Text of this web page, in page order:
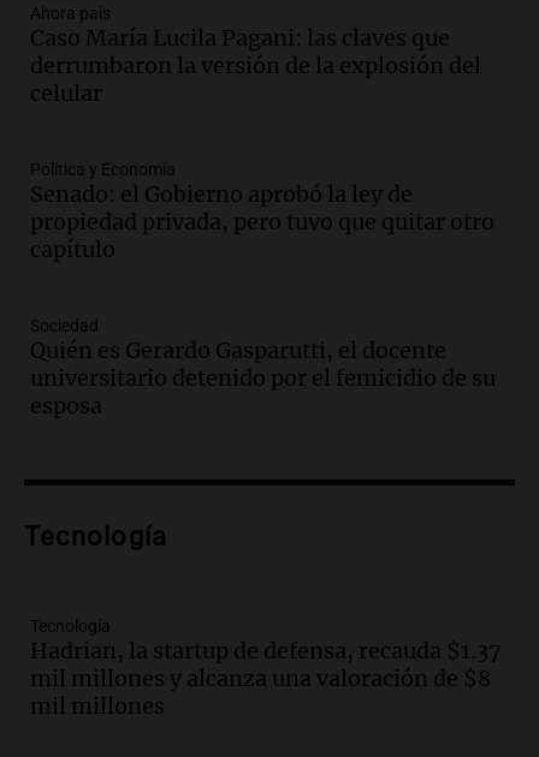
Audio.
Violenta entradera en Fisherton:
golpearon a una familia y dos
integrantes terminaron internados
Noticias Rosario
Audio.Habló el padre de la parroquia de
San Cayetano: "Muchas personas
quedan excluidas del sistema"
Radioinforme 3 Rosario
Audio.
superávit y se prepara para pagar
impuestos a las ganancias
Santilli y Bullrich frente a nuevos
Noticias
Cayetano en Córdoba con actividades
durante todo el día
Noticias
Episodios
Ahora país
Caso María Lucila Pagani: las claves que
derrumbaron la versión de la explosión del
celular
Política y Economía
Senado: el Gobierno aprobó la ley de
propiedad privada, pero tuvo que quitar otro
capítulo
Sociedad
Quién es Gerardo Gasparutti, el docente
universitario detenido por el femicidio de su
esposa
Tecnología
Tecnología
Hadrian, la startup de defensa, recauda $1.37
mil millones y alcanza una valoración de $8
mil millones